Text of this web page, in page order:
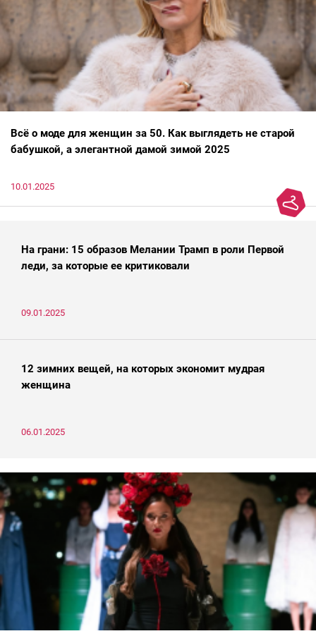
Всё о моде для женщин за 50. Как выглядеть не старой
бабушкой, а элегантной дамой зимой 2025
10.01.2025
На грани: 15 образов Мелании Трамп в роли Первой
леди, за которые ее критиковали
09.01.2025
12 зимних вещей, на которых экономит мудрая
женщина
06.01.2025